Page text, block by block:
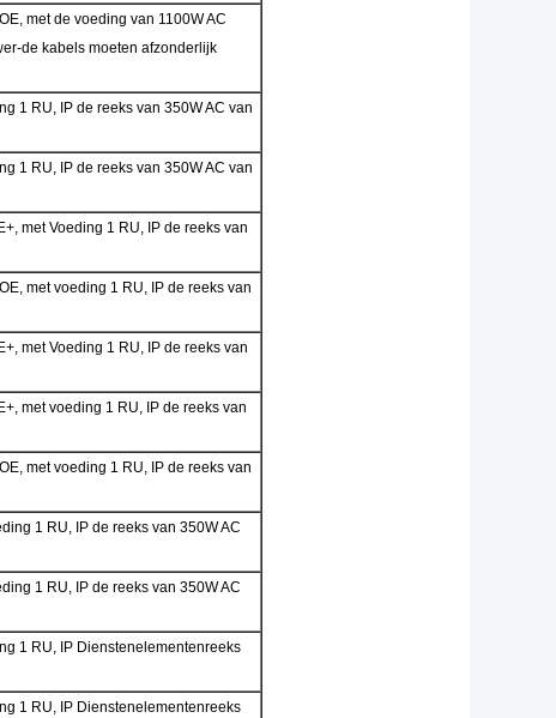
met de voeding van 1100W AC
de kabels moeten afzonderlijk
1 RU, IP de reeks van 350W AC van
1 RU, IP de reeks van 350W AC van
met Voeding 1 RU, IP de reeks van
met voeding 1 RU, IP de reeks van
met Voeding 1 RU, IP de reeks van
met voeding 1 RU, IP de reeks van
met voeding 1 RU, IP de reeks van
1 RU, IP de reeks van 350W AC
1 RU, IP de reeks van 350W AC
1 RU, IP Dienstenelementenreeks
1 RU, IP Dienstenelementenreeks